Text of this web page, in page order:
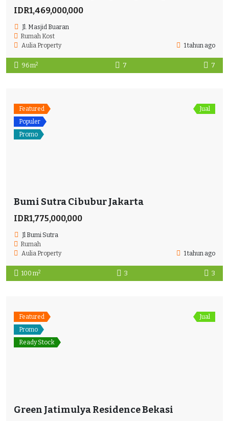
IDR1,469,000,000
Jl. Masjid Buaran
Rumah Kost
Aulia Property
1 tahun ago
96 m2 7 7
Featured
Populer
Promo
Jual
Bumi Sutra Cibubur Jakarta
IDR1,775,000,000
Jl Bumi Sutra
Rumah
Aulia Property
1 tahun ago
100 m2 3 3
Featured
Promo
Ready Stock
Jual
Green Jatimulya Residence Bekasi